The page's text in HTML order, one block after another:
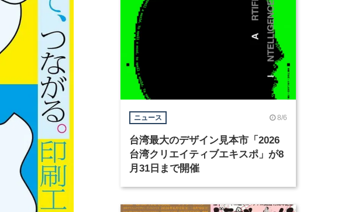
ニュース 8/6
台湾最大のデザイン見本市「2026
台湾クリエイティブエキスポ」が8
月31日まで開催